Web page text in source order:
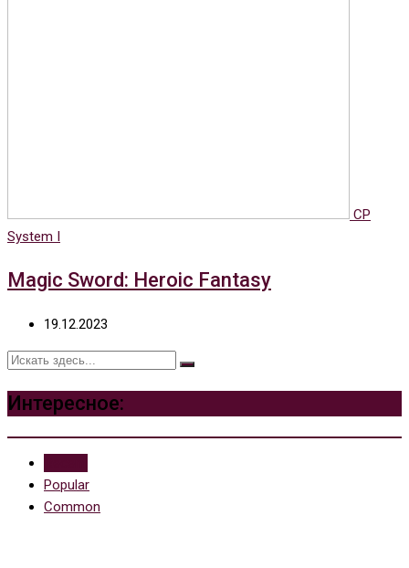
CP
System I
Magic Sword: Heroic Fantasy
19.12.2023
Интересное:
Popular
Common